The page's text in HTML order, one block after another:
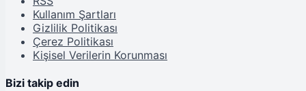
Kullanım Şartları
Gizlilik Politikası
Çerez Politikası
Kişisel Verilerin Korunması
Bizi takip edin